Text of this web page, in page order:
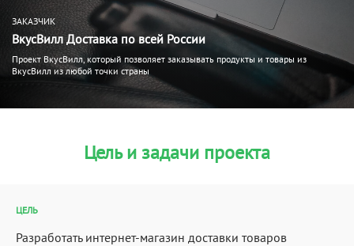
ЗАКАЗЧИК
ВкусВилл Доставка по всей России
Проект ВкусВилл, который позволяет заказывать продукты и товары из
ВкусВилл из любой точки страны
Цель и задачи проекта
ЦЕЛЬ
Разработать интернет-магазин доставки товаров